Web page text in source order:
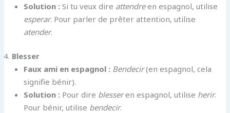
Solution :Si tu veux dire attendreen espagnol, utilise
esperar. Pour parler de prêter attention, utilise
atender.
Blesser
Faux ami en espagnol : Bendecir(en espagnol, cela
signifie bénir).
Solution :Pour dire blesseren espagnol, utilise herir.
Pour bénir, utilise bendecir.